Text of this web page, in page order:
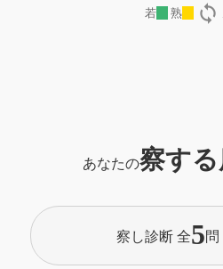
若 熟 loop
あなたの察す
察し診断 全5問